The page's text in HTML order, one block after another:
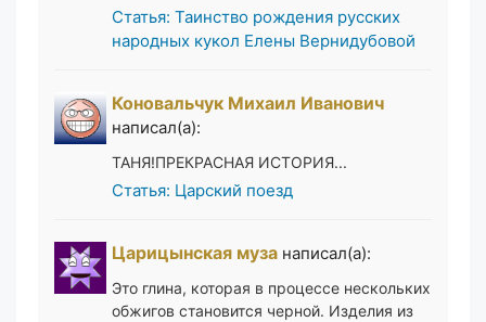
Статья: Таинство рождения русских
народных кукол Елены Вернидубовой
Коновальчук Михаил Иванович
написал(а):
ТАНЯ!ПРЕКРАСНАЯ ИСТОРИЯ...
Статья: Царский поезд
Царицынская муза написал(а):
Это глина, которая в процессе нескольких
обжигов становится черной. Изделия из